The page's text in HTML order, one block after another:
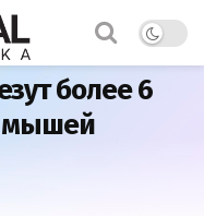
более 6
мышей